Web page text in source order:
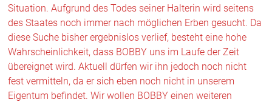
Situation. Aufgrund des Todes seiner Halterin wird seitens
des Staates noch immer nach möglichen Erben gesucht. Da
diese Suche bisher ergebnislos verlief, besteht eine hohe
Wahrscheinlichkeit, dass BOBBY uns im Laufe der Zeit
übereignet wird. Aktuell dürfen wir ihn jedoch noch nicht
fest vermitteln, da er sich eben noch nicht in unserem
Eigentum befindet. Wir wollen BOBBY einen weiteren